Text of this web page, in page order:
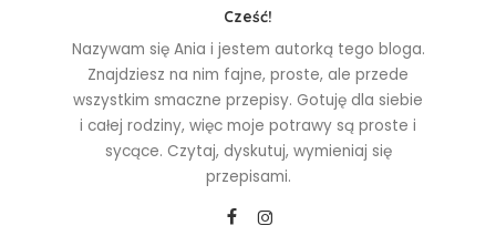
Cześć!
Nazywam się Ania i jestem autorką tego bloga.
Znajdziesz na nim fajne, proste, ale przede
wszystkim smaczne przepisy. Gotuję dla siebie
i całej rodziny, więc moje potrawy są proste i
sycące. Czytaj, dyskutuj, wymieniaj się
przepisami.